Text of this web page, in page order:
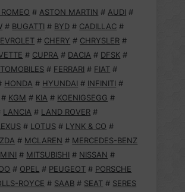
# ASTON MARTIN # AUDI #
# BUGATTI # BYD # CADILLAC #
# CHERY # CHRYSLER #
# CUPRA # DACIA # DFSK #
# FERRARI # FIAT #
HONDA # HYUNDAI # INFINITI #
# KGM # KIA # KOENIGSEGG #
LANCIA # LAND ROVER #
# LOTUS # LYNK & CO #
# MCLAREN # MERCEDES-BENZ
MINI # MITSUBISHI # NISSAN #
# OPEL # PEUGEOT # PORSCHE
ROYCE # SAAB # SEAT # SERES